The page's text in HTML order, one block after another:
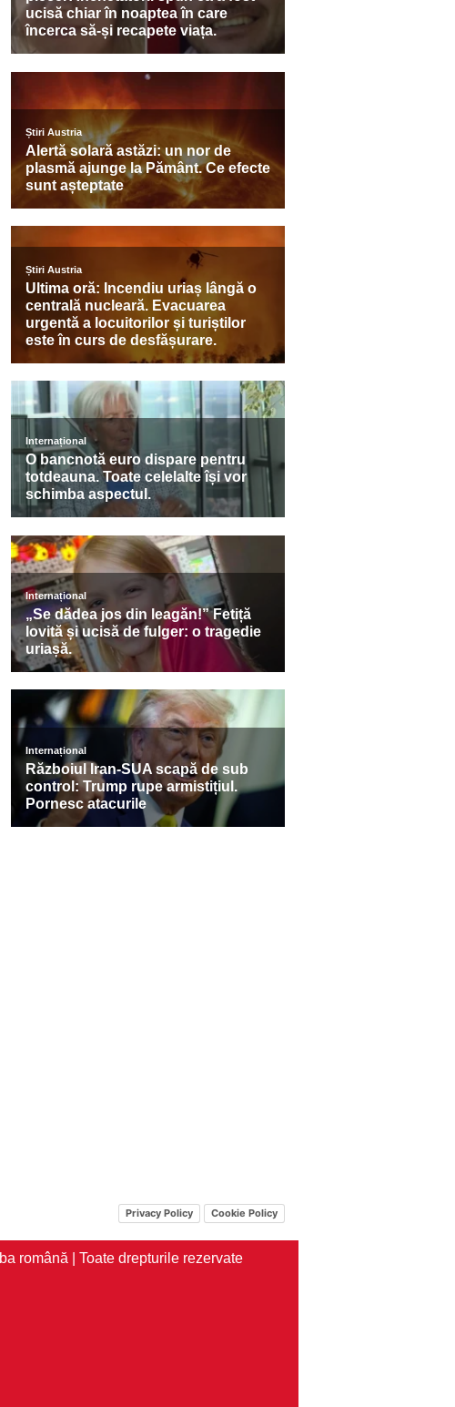
Privacy Policy Cookie Policy
română | Toate drepturile rezervate